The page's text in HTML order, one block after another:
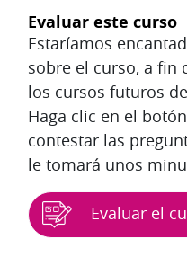
Evaluar este curso
Estaríamos
sobre el curso, a fin
los cursos futuros
Haga clic en el
contestar las
le tomará unos
Evaluar el